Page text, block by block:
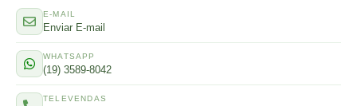
E-MAIL
Enviar E-mail
WHATSAPP
(19) 3589-8042
TELEVENDAS